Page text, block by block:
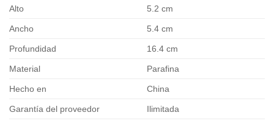
Alto 5.2 cm
Ancho 5.4 cm
Profundidad 16.4 cm
Material Parafina
Hecho en China
Garantía del proveedor Ilimitada